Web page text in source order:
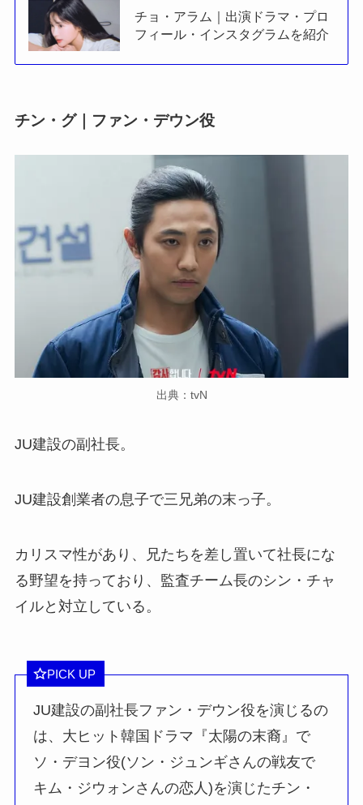
チョ・アラム｜出演ドラマ・プロ
フィール・インスタグラムを紹介
チン・グ｜ファン・デウン役
出典：tvN
JU建設の副社長。
JU建設創業者の息子で三兄弟の末っ子。
カリスマ性があり、兄たちを差し置いて社長にな
る野望を持っており、監査チーム長のシン・チャ
イルと対立している。
PICK UP
JU建設の副社長ファン・デウン役を演じるの
は、大ヒット韓国ドラマ『太陽の末裔』で
ソ・デヨン役(ソン・ジュンギさんの戦友で
キム・ジウォンさんの恋人)を演じたチン・